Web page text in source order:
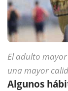
El adulto
una mayor
Algunos